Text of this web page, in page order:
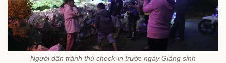
Người dân tránh thủ check-in trước ngày Giáng sinh